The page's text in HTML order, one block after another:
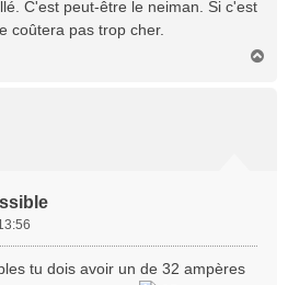
C'est peut-être le neiman. Si c'est
coûtera pas trop cher.
tu dois avoir un de 32 ampères